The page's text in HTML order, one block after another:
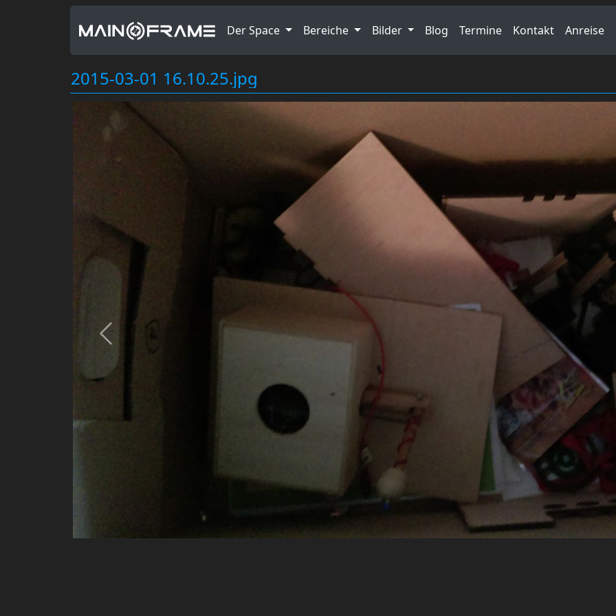
Der Space Bereiche Bilder Blog Termine Kontakt Anreise
2015-03-01 16.10.25.jpg